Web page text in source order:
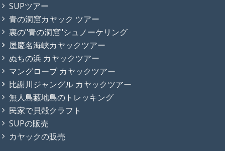
SUPツアー
青の洞窟カヤック ツアー
裏の"青の洞窟"シュノーケリング
屋慶名海峡カヤックツアー
ぬちの浜 カヤックツアー
マングローブ カヤックツアー
比謝川ジャングル カヤックツアー
無人島藪地島のトレッキング
民家で貝殻クラフト
SUPの販売
カヤックの販売